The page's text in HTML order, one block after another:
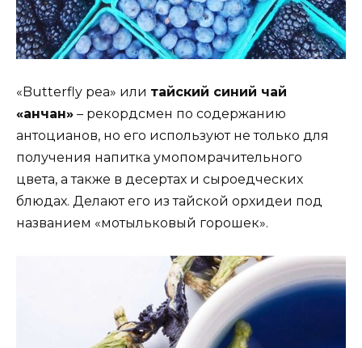
«Butterfly pea» или тайский синий чай
«анчан» – рекордсмен по содержанию
антоцианов, но его используют не только для
получения напитка умопомрачительного
цвета, а также в десертах и сыроедческих
блюдах. Делают его из тайской орхидеи под
названием «мотыльковый горошек».